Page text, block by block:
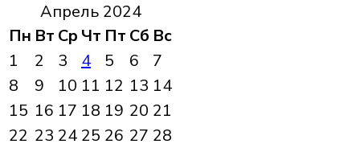
Апрель 2024
Пн Вт Ср Чт Пт Сб Вс
1
2 3 4 5 6
7
8
9 10 11 12 13 14
15 16 17 18 19 20 21
22 23 24 25 26 27 28